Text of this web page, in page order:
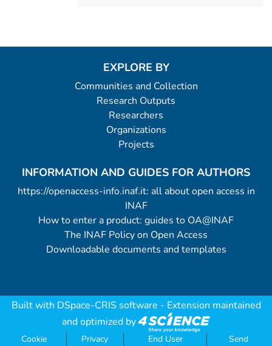
EXPLORE BY
Communities and Collection
Research Outputs
Researchers
Organizations
Projects
INFORMATION AND GUIDES FOR AUTHORS
https://openaccess-info.inaf.it: all about open access in
INAF
How to enter a product: guides to OA@INAF
The INAF Policy on Open Access
Downloadable documents and templates
Built with DSpace-CRIS software - Extension maintained
and optimized by
Cookie Privacy End User Send